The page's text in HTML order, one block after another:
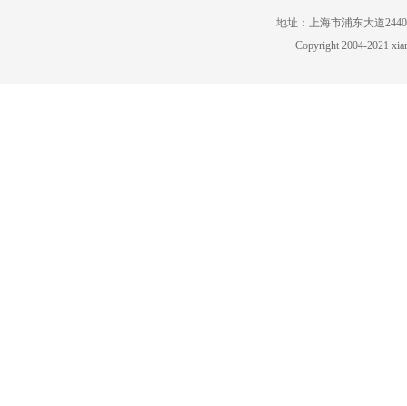
地址：上海市浦东大道2440
Copyright 2004-2021